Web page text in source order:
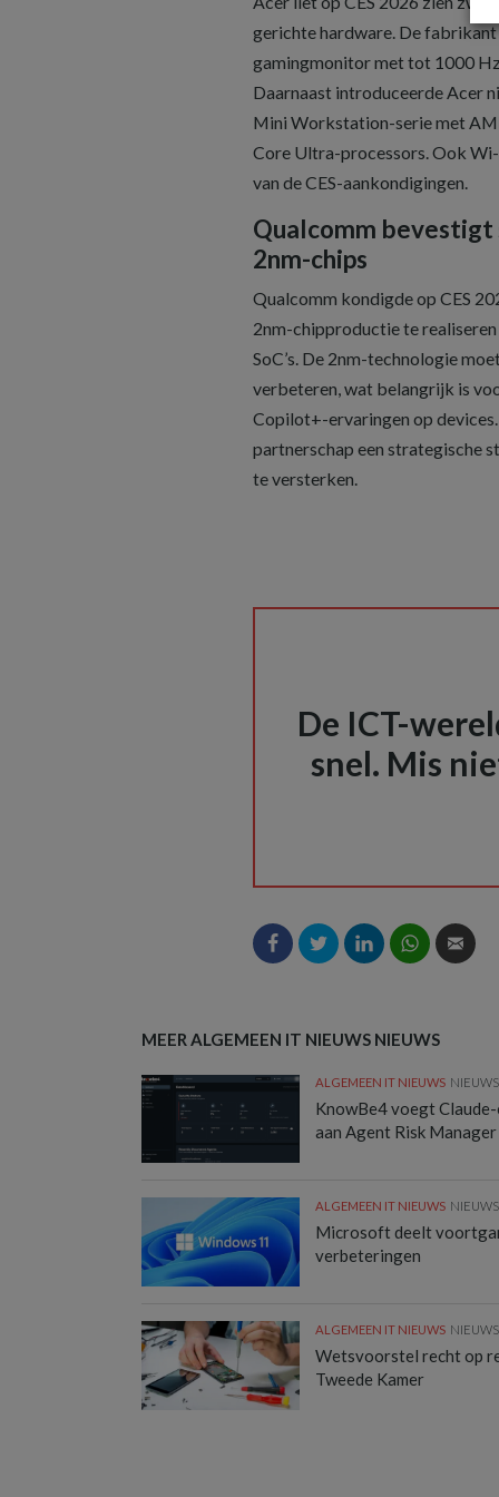
gerichte hardware. De
gamingmonitor met tot 1000
Daarnaast introduceerde Acer
Mini Workstation-serie met
Core Ultra-processors. Ook
van de CES-aankondigingen.
Qualcomm bevestigt
2nm-chips
Qualcomm kondigde op CES
2nm-chipproductie te
SoC’s. De 2nm-technologie
verbeteren, wat belangrijk is
Copilot+-ervaringen op
partnerschap een strategische
te versterken.
De ICT-
snel. Mis
MEER ALGEMEEN IT NIEUWS NIEUWS
ALGEMEEN IT NIEUWS NIEUWS
KnowBe4 voegt
aan Agent Risk Manager
ALGEMEEN IT NIEUWS NIEUWS
Microsoft deelt
verbeteringen
ALGEMEEN IT NIEUWS NIEUWS
Wetsvoorstel recht op
Tweede Kamer